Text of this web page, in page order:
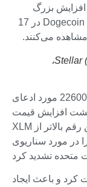
کیف پول‌های نهنگ بیت‌کوین به Hyperliquid افزایش بزرگ
(HYPE)، بیت‌کوین (BTC)، XRP و Dogecoin (DOGE) در 17
می‌کنند.
حرکت قیمت درون روزی توکن Stellar (XLM)،
پس از آنکه وزارت کار ایالات متحده 226000 مورد ادعای
افزایش قیمت
XLM ناشی از نوسانات کلان اقتصادی بود. این رقم بالاتر از
را در مورد سناریوی
کرد و باعث ایجاد